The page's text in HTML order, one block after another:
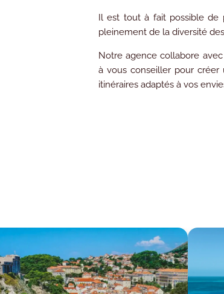
Il est tout à fait possible de
pleinement de la diversité
Notre agence collabore
à vous conseiller pour créer
itinéraires adaptés à vos